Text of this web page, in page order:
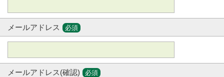
メールアドレス 必須
メールアドレス(確認) 必須